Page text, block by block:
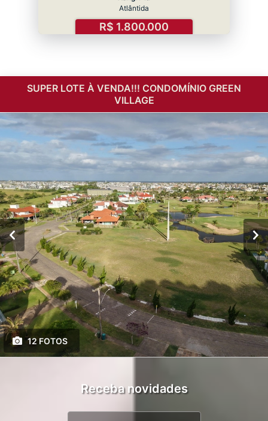
Atlântida
R$ 1.800.000
SUPER LOTE À VENDA!!! CONDOMÍNIO GREEN
VILLAGE
12 FOTOS
Receba novidades